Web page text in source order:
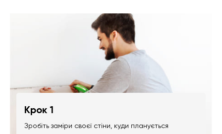
Крок 1
Зробіть заміри своєї стіни, куди планується